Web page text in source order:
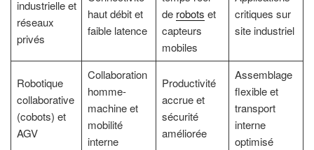
industrielle et
réseaux
privés
haut débit et
faible latence
de robots et
capteurs
mobiles
critiques sur
site industriel
Robotique
collaborative
(cobots) et
AGV
Collaboration
homme-
machine et
mobilité
interne
Productivité
accrue et
sécurité
améliorée
Assemblage
flexible et
transport
interne
optimisé